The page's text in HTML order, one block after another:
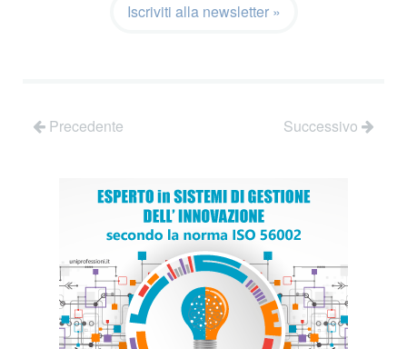
Iscriviti alla newsletter »
Precedente Successivo